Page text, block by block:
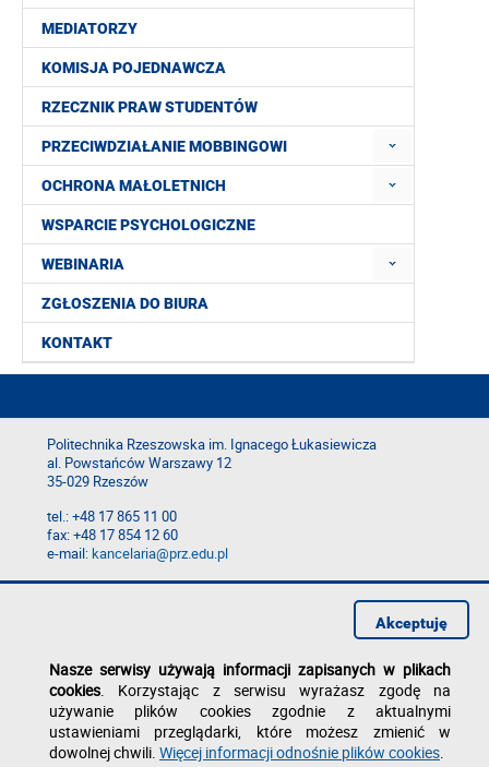
MEDIATORZY
KOMISJA POJEDNAWCZA
RZECZNIK PRAW STUDENTÓW
PRZECIWDZIAŁANIE MOBBINGOWI
OCHRONA MAŁOLETNICH
WSPARCIE PSYCHOLOGICZNE
WEBINARIA
ZGŁOSZENIA DO BIURA
KONTAKT
Politechnika Rzeszowska im. Ignacego Łukasiewicza
al. Powstańców Warszawy 12
35-029 Rzeszów
tel.: +48 17 865 11 00
fax: +48 17 854 12 60
e-mail:kancelaria@prz.edu.pl
Deklaracja dostępności
Nasze serwisy używają informacji zapisanych w plikach
cookies. Korzystając z serwisu wyrażasz zgodę na
używanie plików cookies zgodnie z aktualnymi
ustawieniami przeglądarki, które możesz zmienić w
dowolnej chwili. Więcej informacji odnośnie plików cookies.
Akceptuję